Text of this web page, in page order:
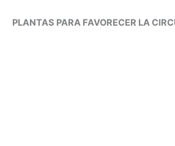
PLANTAS PARA FAVORECER LA